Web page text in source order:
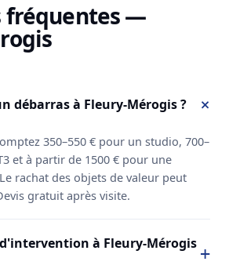
fréquentes —
débarras à Fleury-Mérogis ?
350–550 € pour un studio, 700–
et à partir de 1500 € pour une
rachat des objets de valeur peut
gratuit après visite.
à Fleury-Mérogis